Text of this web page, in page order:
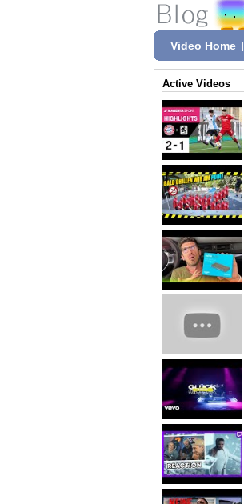
Video Home
Active Videos